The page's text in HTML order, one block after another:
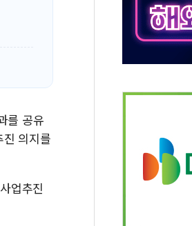
출, 백린 아닌 무해한 표면 부식 물질"
서 불 2시간30여분만에 진화...외국인 노동
를 공유
의지를
업추진